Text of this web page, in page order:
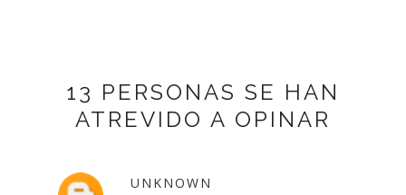
13 PERSONAS SE HAN
ATREVIDO A OPINAR
UNKNOWN